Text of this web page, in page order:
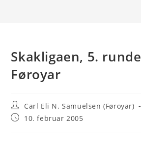
Skakligaen, 5.
Føroyar
Post
author:
Carl Eli N. Samuelsen (Føroyar)
Post10. februar 2005